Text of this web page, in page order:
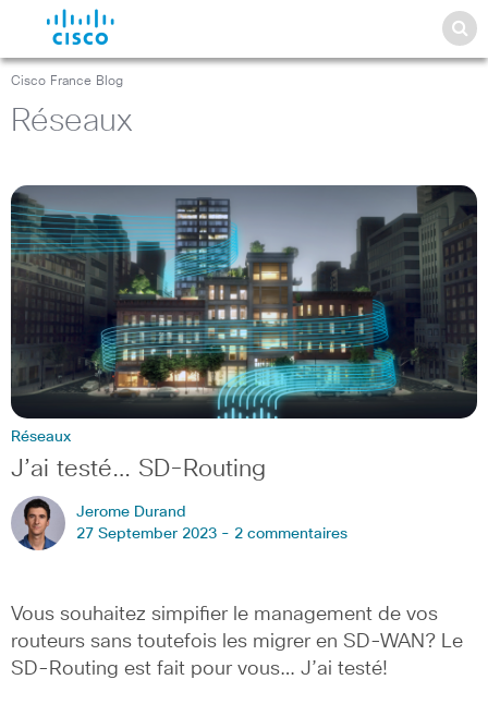
Cisco France Blog
Réseaux
Réseaux
J’ai testé… SD-Routing
Jerome Durand
27 September 2023 - 2 commentaires
Vous souhaitez simpifier le management de vos
routeurs sans toutefois les migrer en SD-WAN? Le
SD-Routing est fait pour vous… J’ai testé!